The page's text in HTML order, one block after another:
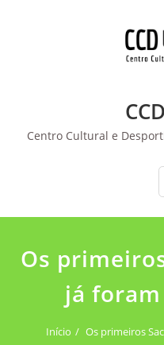
Centro Cultural e
Os
já
Início Os primeiros